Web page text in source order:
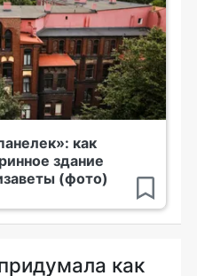
как
здание
(фото)
как